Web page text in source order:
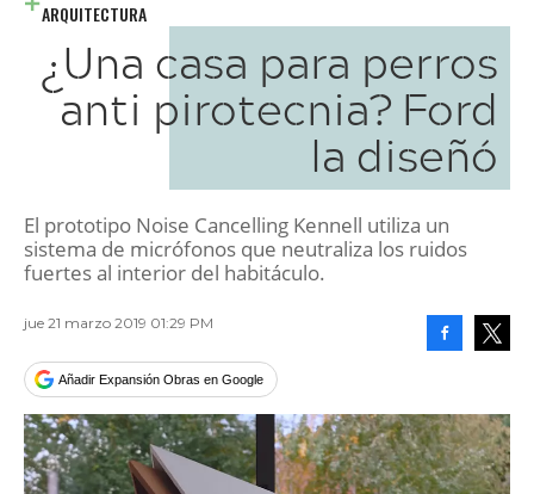
ARQUITECTURA
¿Una casa para perros
anti pirotecnia? Ford
la diseñó
El prototipo Noise Cancelling Kennell utiliza un
sistema de micrófonos que neutraliza los ruidos
fuertes al interior del habitáculo.
jue 21 marzo 2019 01:29 PM
Añadir Expansión Obras en Google